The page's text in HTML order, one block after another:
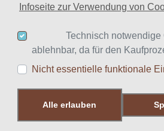
24,99 € *
Infoseite zur Verwendung von
Technisch notwendige
ablehnbar, da für den
Nicht essentielle funktionale
Alle erlauben